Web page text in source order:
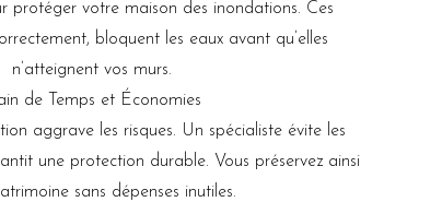
protéger votre maison des inondations. Ces
bloquent les eaux avant qu’elles
n’atteignent vos murs.
de Temps et Économies
aggrave les risques. Un spécialiste évite les
une protection durable. Vous préservez ainsi
sans dépenses inutiles.